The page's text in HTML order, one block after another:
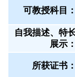
可教授科目：
自我描述、特
展示 ：
所获证书 ：